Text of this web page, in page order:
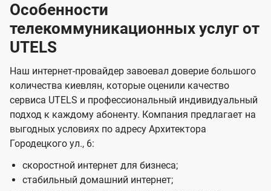
Особенности
телекоммуникационных услуг от
UTELS
Наш интернет-провайдер завоевал доверие большого
количества киевлян, которые оценили качество
сервиса UTELS и профессиональный индивидуальный
подход к каждому абоненту. Компания предлагает на
выгодных условиях по адресу Архитектора
Городецкого ул., 6:
скоростной интернет для бизнеса;
стабильный домашний интернет;